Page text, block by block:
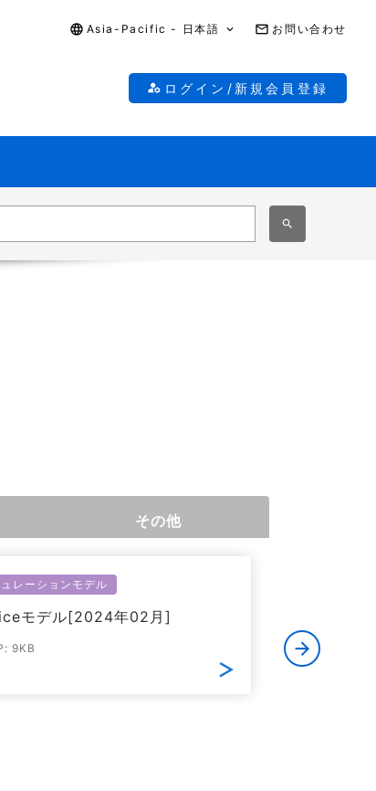
Asia-Pacific - 日本語 お問い合わせ
ログイン/新規会員登録
その他
レーションモデル
モデル[2024年02月]
9KB